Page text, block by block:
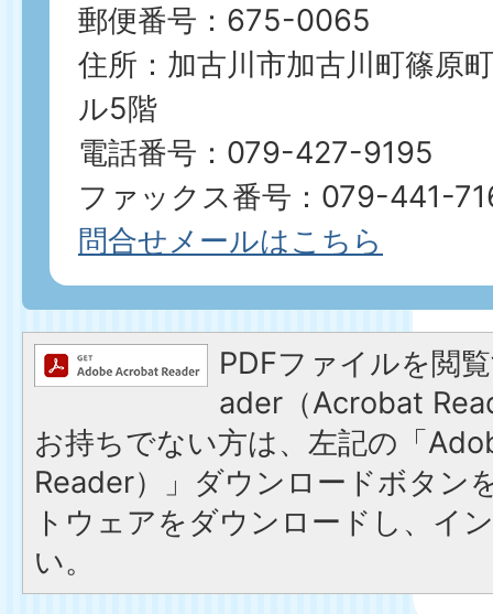
郵便番号：675-0065
住所：加古川市加古川町篠原
ル5階
電話番号：079-427-9195
ファックス番号：079-441-
問合せメールはこちら
PDFファイルを閲
ader（Acrobat
お持ちでない方は、左記の「
Reader）」ダウンロードボタン
トウェアをダウンロードし、イ
い。